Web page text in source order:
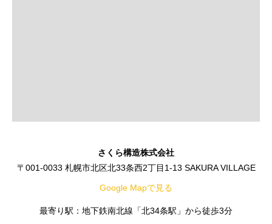
さくら構造株式会社
〒001-0033 札幌市北区北33条西2丁目1-13 SAKURA VILLAGE
Google Mapで見る
最寄り駅：地下鉄南北線「北34条駅」から徒歩3分